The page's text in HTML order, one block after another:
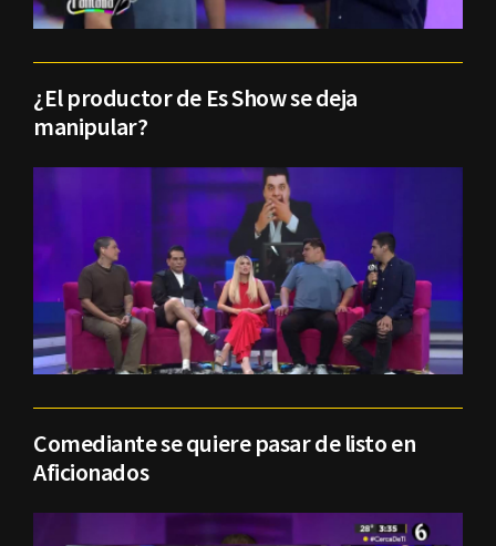
¿El productor de Es Show se deja
manipular?
Comediante se quiere pasar de listo en
Aficionados